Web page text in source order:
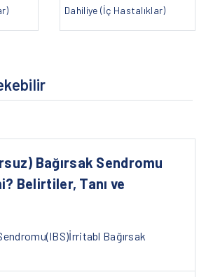
Dahiliye (İç Hastalıklar)
Bağırsak Sendromu
Belirtiler, Tanı ve
Bağırsak